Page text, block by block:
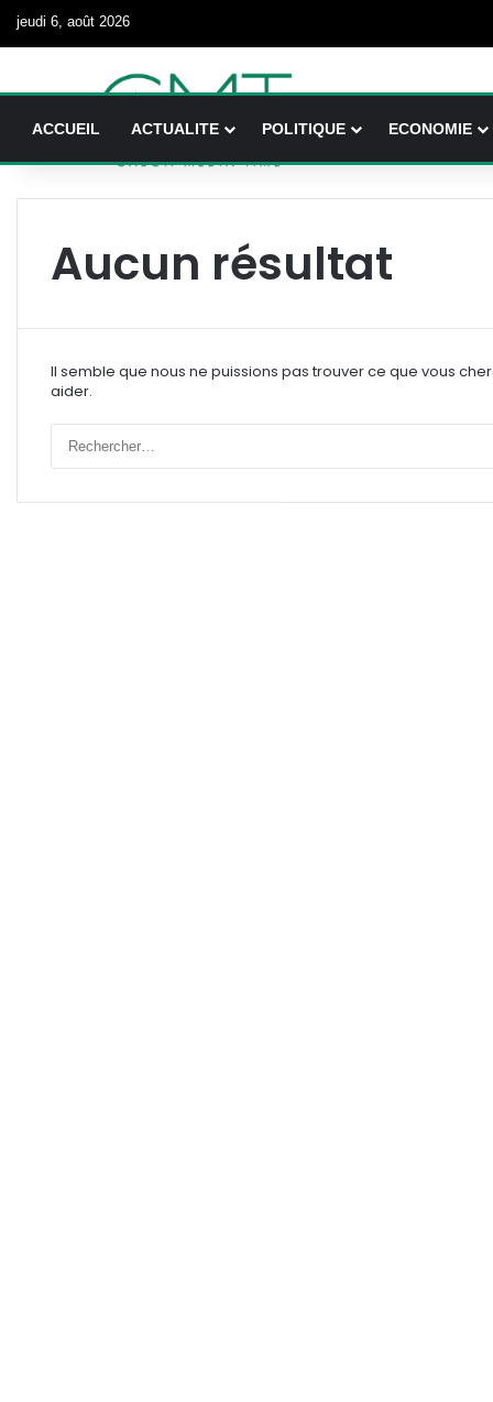
jeudi 6, août 2026
ACCUEIL ACTUALITE POLITIQUE ECONOMIE
Aucun résultat
Il semble que nous ne puissions pas trouver ce que vous
aider.